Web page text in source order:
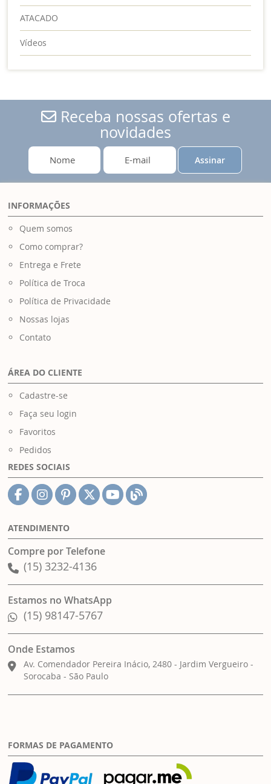
ATACADO
Vídeos
Receba nossas ofertas e
novidades
Assinar
INFORMAÇÕES
Quem somos
Como comprar?
Entrega e Frete
Política de Troca
Política de Privacidade
Nossas lojas
Contato
ÁREA DO CLIENTE
Cadastre-se
Faça seu login
Favoritos
Pedidos
REDES SOCIAIS
ATENDIMENTO
Compre por Telefone
(15) 3232-4136
Estamos no WhatsApp
(15) 98147-5767
Onde Estamos
Av. Comendador Pereira Inácio, 2480 - Jardim Vergueiro -
Sorocaba - São Paulo
FORMAS DE PAGAMENTO